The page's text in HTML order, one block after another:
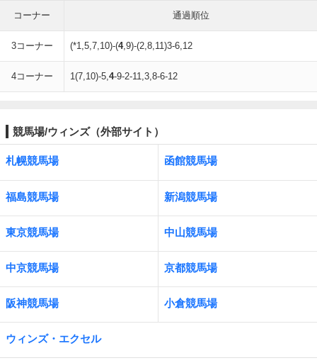
コーナー 通過順位
3コーナー (*1,5,7,10)-(4,9)-(2,8,11)3-6,12
4コーナー 1(7,10)-5,4-9-2-11,3,8-6-12
競馬場/ウィンズ（外部サイト）
札幌競馬場 函館競馬場
福島競馬場 新潟競馬場
東京競馬場 中山競馬場
中京競馬場 京都競馬場
阪神競馬場 小倉競馬場
ウィンズ・エクセル